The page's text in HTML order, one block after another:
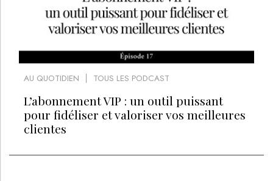
AU QUOTIDIEN TOUS LES PODCAST
L’abonnement VIP : un outil puissant
pour fidéliser et valoriser vos meilleures
clientes